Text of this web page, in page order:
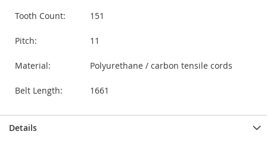
Tooth Count: 151
Pitch: 11
Material: Polyurethane / carbon tensile cords
Belt Length: 1661
Details